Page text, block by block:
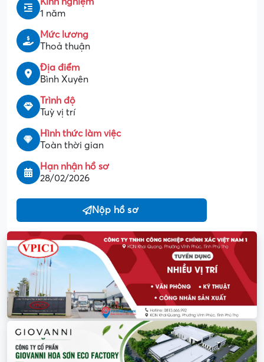
1 năm
Mức lương
Thoả thuận
Địa điểm
Bình Xuyên
Trình độ
Tuỳ vị trí
Hình thức làm việc
Toàn thời gian
Hạn nhận hồ sơ
28/02/2026
Nộp hồ sơ